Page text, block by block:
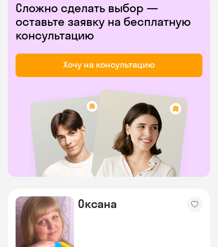
Сложно сделать выбор —
оставьте заявку на бесплатную
консультацию
Хочу на консультацию
Оксана